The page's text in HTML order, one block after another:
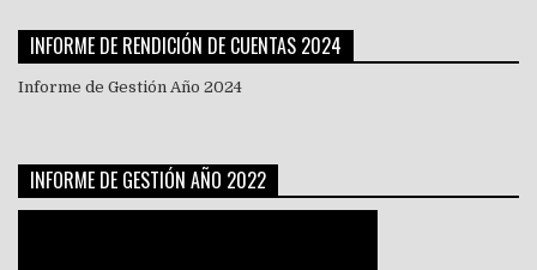
INFORME DE RENDICIÓN DE CUENTAS 2024
Informe de Gestión Año 2024
INFORME DE GESTIÓN AÑO 2022